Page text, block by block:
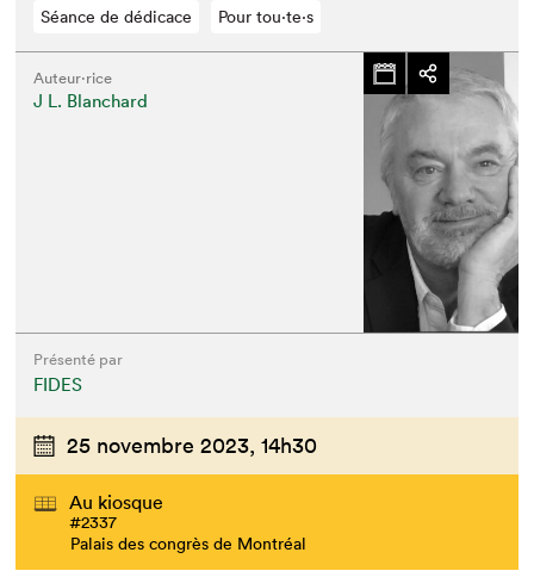
Séance de dédicace Pour tou⋅te⋅s
Auteur·rice
J L. Blanchard
Présenté par
FIDES
25 novembre 2023, 14h30
Au kiosque
#2337
Palais des congrès de Montréal